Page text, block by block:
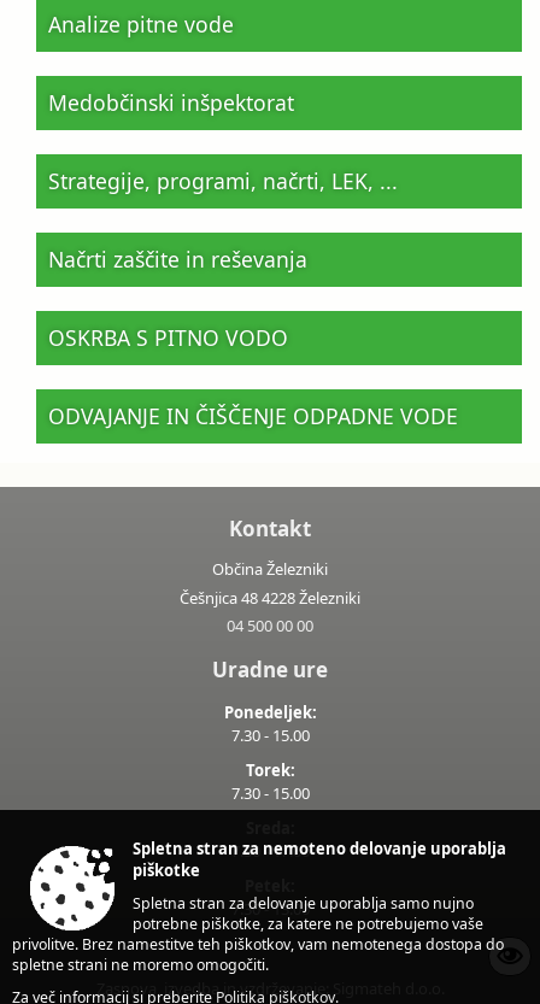
Analize pitne vode
Medobčinski inšpektorat
Strategije, programi, načrti, LEK, ...
Načrti zaščite in reševanja
OSKRBA S PITNO VODO
ODVAJANJE IN ČIŠČENJE ODPADNE VODE
Kontakt
Občina Železniki
Češnjica 48 4228 Železniki
04 500 00 00
Uradne ure
Ponedeljek:
7.30 - 15.00
Torek:
7.30 - 15.00
7.30 - 17.00
7.30 - 13.00
Zasnova, izvedba in vzdrževanje: Sigmateh d.o.o.
Spletna stran za nemoteno delovanje uporablja
piškotke
Spletna stran za delovanje uporablja samo nujno
potrebne piškotke, za katere ne potrebujemo vaše
privolitve. Brez namestitve teh piškotkov, vam nemotenega dostopa do
spletne strani ne moremo omogočiti.
Za več informacij si preberite Politika piškotkov.